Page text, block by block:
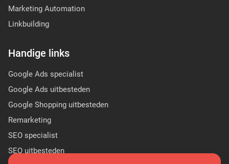
Marketing Automation
Linkbuilding
Handige links
Google Ads specialist
Google Ads uitbesteden
Google Shopping uitbesteden
Remarketing
SEO specialist
SEO uitbesteden